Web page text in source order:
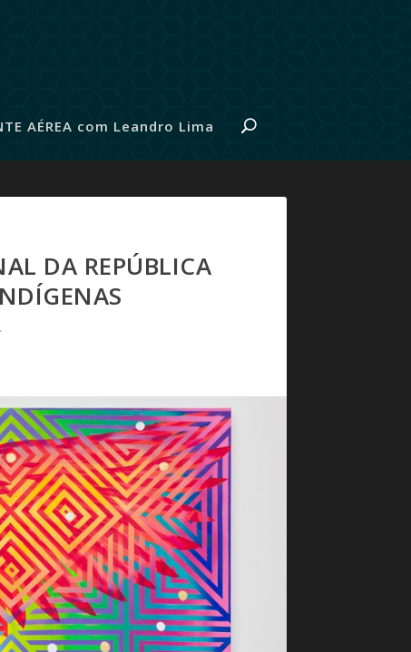
AÉREA com Leandro Lima
DA REPÚBLICA